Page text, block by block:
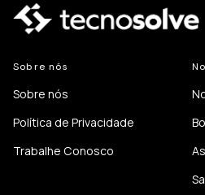
Sobre nós
Sobre nós
Política de Privacidade
Trabalhe Conosco